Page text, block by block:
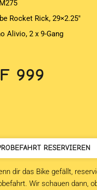
Rocket Rick, 29×2.25″
Alivio, 2 x 9-Gang
999
RESERVIEREN
dir das Bike gefällt,
Wir schauen dann,